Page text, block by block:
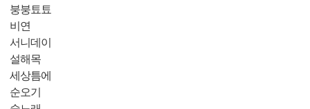
붕붕툐툐
비연
서니데이
설해목
세상틈에
순오기